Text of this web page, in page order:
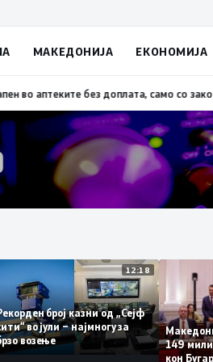
МАКЕДОНИЈА ЕКОНОМИЈА
на 25-годишнината од
12:18
Рекорден број казни од „Сејф
сити“ во јули – најмногу за
брзо возење
149
кон